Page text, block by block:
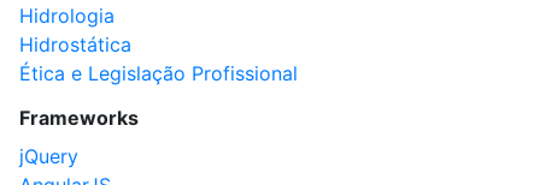
Hidrologia
Hidrostática
Ética e Legislação Profissional
Frameworks
jQuery